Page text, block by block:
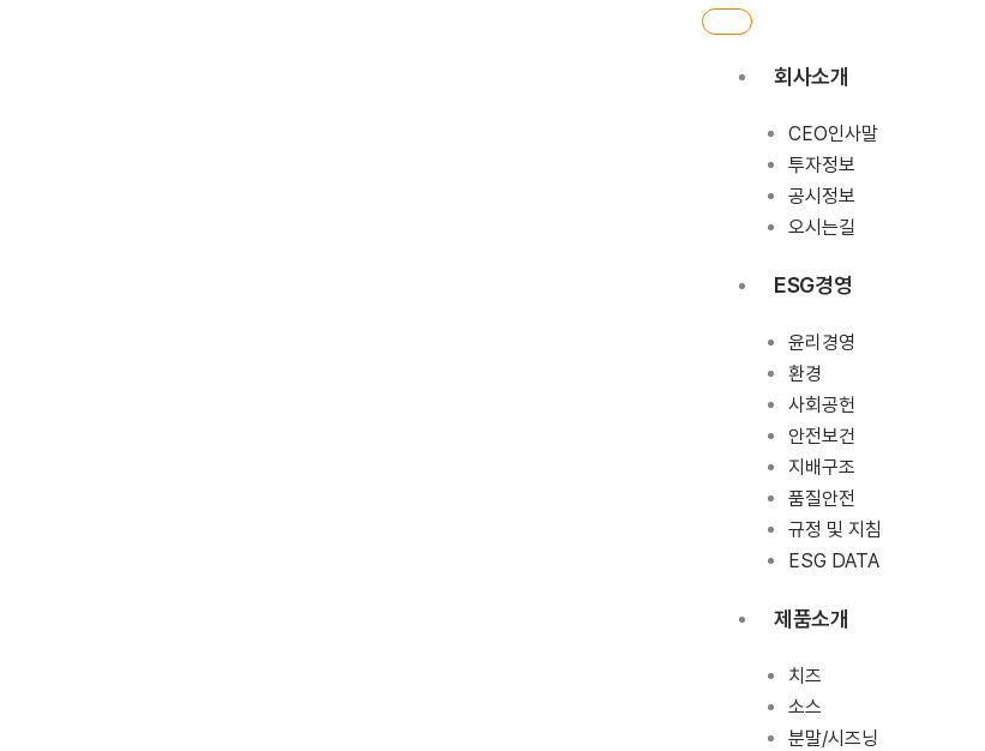
회사소개
CEO인사말
투자정보
공시정보
오시는길
ESG경영
윤리경영
환경
사회공헌
안전보건
지배구조
품질안전
규정 및 지침
ESG DATA
제품소개
치즈
소스
분말/시즈닝